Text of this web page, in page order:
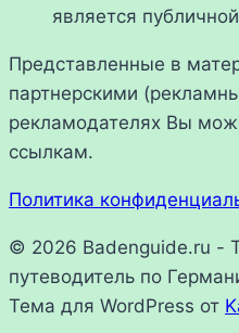
является
Представленные в
партнерскими
рекламодателях Вы
ссылкам.
Политика
© 2026 Badenguide.ru -
путеводитель по
Тема для WordPress от